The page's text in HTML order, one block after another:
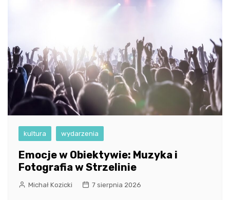
kultura wydarzenia
Emocje w Obiektywie: Muzyka i
Fotografia w Strzelinie
Michał Kozicki 7 sierpnia 2026